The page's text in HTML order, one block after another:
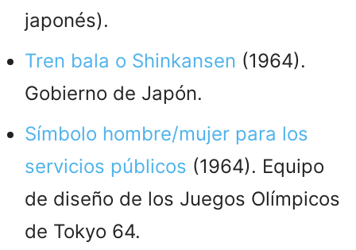
japonés).
Tren bala o Shinkansen (1964).
Gobierno de Japón.
Símbolo hombre/mujer para los
servicios públicos (1964). Equipo
de diseño de los Juegos Olímpicos
de Tokyo 64.